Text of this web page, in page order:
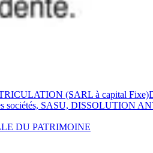
(SARL à capital Fixe)
sociétés, SASU, DISSOLUTION
DU PATRIMOINE